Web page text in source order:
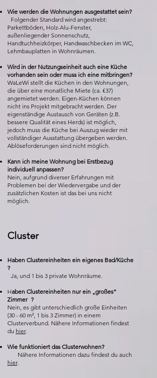
Wie werden die Wohnungen ausgestattet sein?
Folgender Standard wird angestrebt:
Parkettböden, Holz-Alu-Fenster,
außenliegender Sonnenschutz,
Handtuchheizkörper, Handwaschbecken im WC,
Lehmbauplatten in Wohnräumen.
Wird in der Nutzungseinheit auch eine Küche
vorhanden sein oder muss ich eine mitbringen?
WaLeWi stellt die Küchen in den Wohnungen,
die über eine monatliche Miete (ca. €37)
angemietet werden. Eigen-Küchen können
nicht ins Projekt mitgebracht werden. Der
eigenständige Austausch von Geräten (z.B.
bessere Qualität eines Herds) ist möglich,
jedoch muss die Küche bei Auszug wieder mit
vollständiger Ausstattung übergeben werden.
Ablöseforderungen sind nicht möglich.
Kann ich meine Wohnung bei Erstbezug
individuell anpassen?
Nein, aufgrund diverser Erfahrungen mit
Problemen bei der Wiedervergabe und der
zusätzlichen Kosten ist das bei uns nicht
möglich.
Cluster
Haben Clustereinheiten ein eigenes Bad/Küche
?
Ja, und 1 bis 3 private Wohnräume.
Haben Clustereinheiten nur ein „großes“
Zimmer ?
Nein, es gibt unterschiedlich große Einheiten
(30 - 60 m², 1 bis 3 Zimmer) in einem
Clusterverbund. Nähere Informationen findest
du hier.
Wie funktioniert das Clusterwohnen?
Nähere Informationen dazu findest du auch
hier.